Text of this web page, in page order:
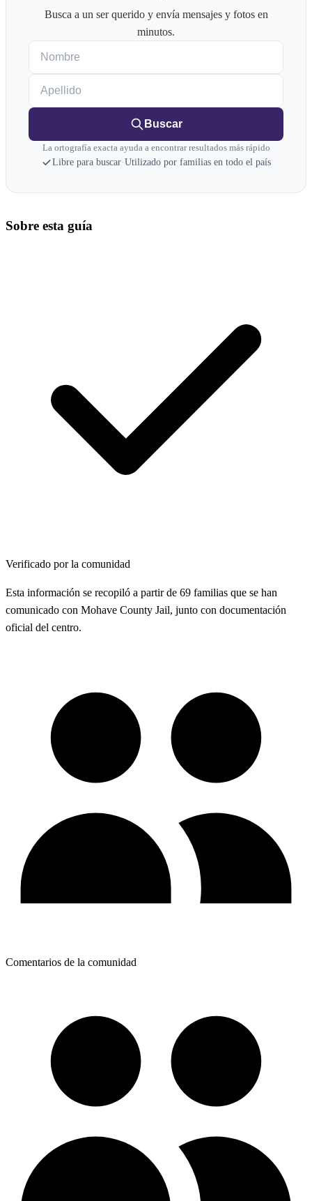
Busca a un ser querido y envía mensajes y fotos en
minutos.
Buscar
La ortografía exacta ayuda a encontrar resultados más rápido
Libre para buscar·Utilizado por familias en todo el país
Sobre esta guía
Verificado por la comunidad
Esta información se recopiló a partir de 69 familias que se han
comunicado con Mohave County Jail, junto con documentación
oficial del centro.
Comentarios de la comunidad